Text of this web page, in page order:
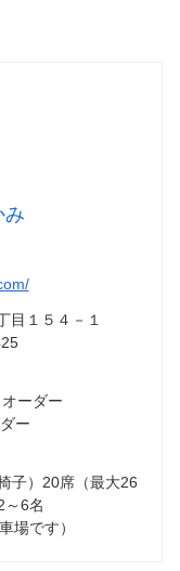
目１５４－１
ーダー
ー
）20席（最大26
～6名
場です）